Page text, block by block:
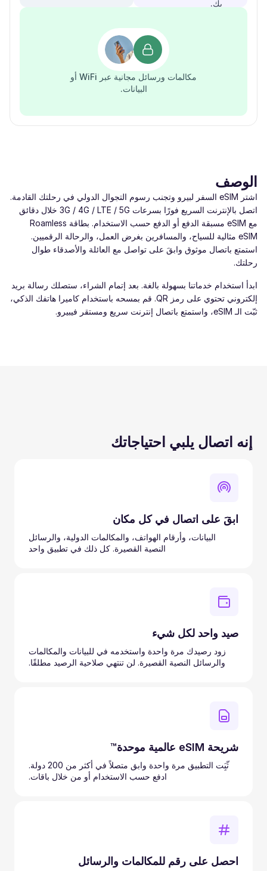
بك.
مكالمات ورسائل مجانية عبر WiFi أو
البيانات.
الوصف
اشتر eSIM السفر لبيرو وتجنب رسوم التجوال الدولي في رحلتك القادمة.
اتصل بالإنترنت السريع فورًا بسرعات ‎3G / 4G / LTE / 5G‎ خلال دقائق
مع eSIM مسبقة الدفع أو الدفع حسب الاستخدام. بطاقة Roamless
eSIM مثالية للسياح، والمسافرين بغرض العمل، والرحالة الرقميين.
استمتع باتصال موثوق وابقَ على تواصل مع العائلة والأصدقاء طوال
رحلتك.
ابدأ استخدام خدماتنا بسهولة بالغة. بعد إتمام الشراء، ستصلك رسالة بريد
إلكتروني تحتوي على رمز QR. قم بمسحه باستخدام كاميرا هاتفك الذكي،
ثبّت الـ eSIM، واستمتع باتصال إنترنت سريع ومستقر فيبيرو.
إنه اتصال يلبي احتياجاتك
ابقَ على اتصال في كل مكان
البيانات، وأرقام الهواتف، والمكالمات الدولية، والرسائل
النصية القصيرة. كل ذلك في تطبيق واحد
صيد واحد لكل شيء
زود رصيدك مرة واحدة واستخدمه في للبيانات والمكالمات
والرسائل النصية القصيرة. لن تنتهي صلاحية الرصيد مطلقًا.
شريحة eSIM عالمية موحدة™
ثّبَِت التطبيق مرة واحدة وابق متصلاً في أكثر من 200 دولة.
ادفع حسب الاستخدام أو من خلال باقات.
احصل على رقم للمكالمات والرسائل